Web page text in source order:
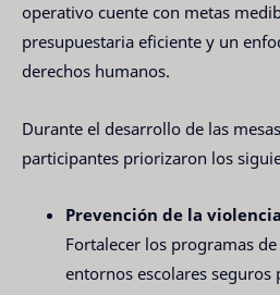
operativo cuente con metas
presupuestaria eficiente y un
derechos humanos.
Durante el desarrollo de las
participantes priorizaron los
Prevención de la
Fortalecer los programas
entornos escolares seguros